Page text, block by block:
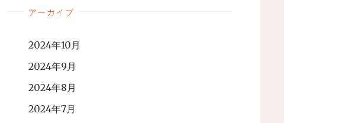
アーカイブ
2024年10月
2024年9月
2024年8月
2024年7月